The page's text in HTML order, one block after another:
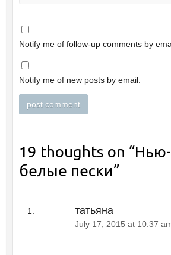
Notify me of follow-up comments by
Notify me of new posts by email.
19 thoughts on “
белые пески”
татьяна
July 17, 2015 at 10:37